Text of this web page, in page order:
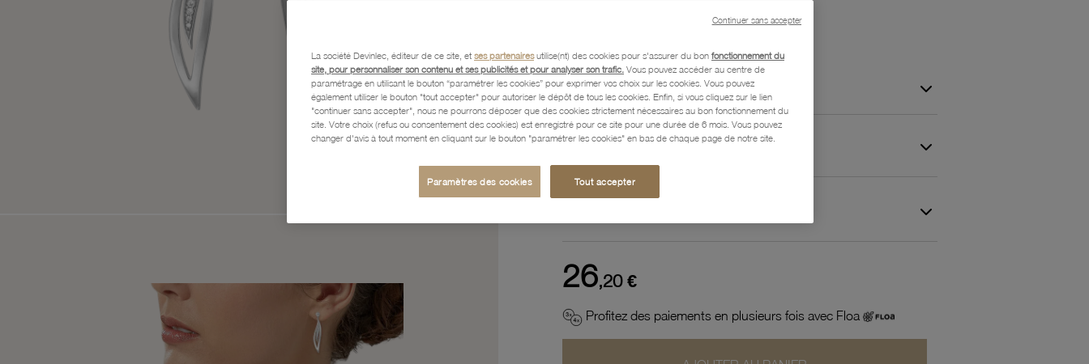
Description
Caractéristiques détaillées
26,20 €
Profitez des paiements en plusieurs fois avec Floa
La société Devinlec, éditeur de ce site, et ses partenairesutilise(nt) des cookies pour s'assurer du bon fonctionnement du
site, pour personnaliser son contenu et ses publicités et pour analyser son trafic. Vous pouvez accéder au centre de
paramétrage en utilisant le bouton “paramétrer les cookies” pour exprimer vos choix sur les cookies. Vous pouvez
également utiliser le bouton "tout accepter" pour autoriser le dépôt de tous les cookies. Enfin, si vous cliquez sur le lien
"continuer sans accepter", nous ne pourrons déposer que des cookies strictement nécessaires au bon fonctionnement du
site. Votre choix (refus ou consentement des cookies) est enregistré pour ce site pour une durée de 6 mois. Vous pouvez
changer d'avis à tout moment en cliquant sur le bouton "paramétrer les cookies" en bas de chaque page de notre site.
Paramètres des cookies Tout accepter
Continuer sans accepter